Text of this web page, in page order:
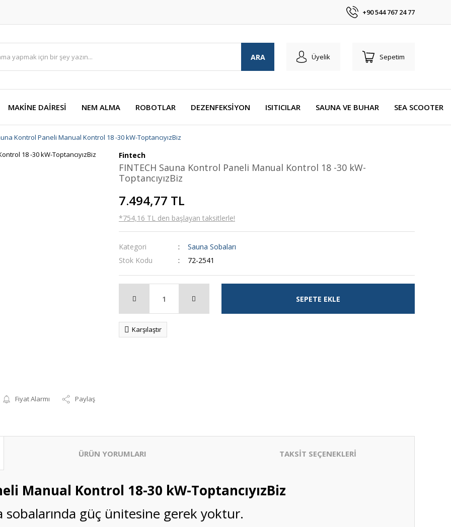
+90 544 767 24 77
ARA Üyelik Sepetim
MAKİNE DAİRESİ NEM ALMA ROBOTLAR DEZENFEKSİYON ISITICILAR SAUNA VE BUHAR SEA SCOOTER
Kontrol Paneli Manual Kontrol 18 -30 kW-ToptancıyızBiz
Fiyat Alarmı Paylaş
Fintech
FINTECH Sauna Kontrol Paneli Manual Kontrol 18 -30 kW-
ToptancıyızBiz
7.494,77 TL
*754,16 TL den başlayan taksitlerle!
Kategori
Sauna Sobaları
Stok Kodu
72-2541
SEPETE EKLE
Karşılaştır
ÜRÜN YORUMLARI TAKSİT SEÇENEKLERİ
Manual Kontrol 18-30 kW-ToptancıyızBiz
sobalarında güç ünitesine gerek yoktur.